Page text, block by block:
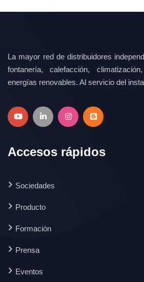
La mayor red de distribuidores
fontanería, calefacción,
energías renovables. Al servicio del
Accesos rápidos
Sociedades
Producto
Formación
Prensa
Eventos